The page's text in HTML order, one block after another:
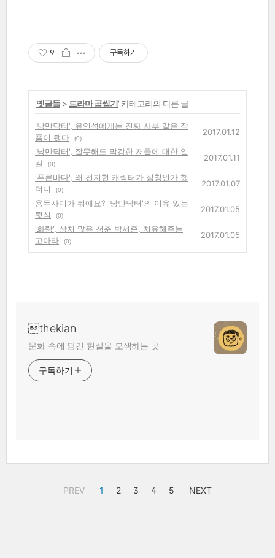
9 구독하기
'옛글들> 드라마 곱씹기' 카테고리의 다른 글
'낭만닥터', 유연석에게는 진짜 사부 같은 작
품이 됐다
(0)
2017.01.12
'낭만닥터', 잘못해도 막강한 저들에 대한 일
갈
(0)
2017.01.11
'푸른바다', 왜 전지현 캐릭터가 심청인가 했
더니
(0)
2017.01.07
용두사미가 뭐예요? '낭만닥터'의 이유 있는
뒷심
(0)
2017.01.05
'화랑', 상처 많은 청춘 박서준, 치유해주는
고아라
(0)
2017.01.05
thekian
문화 속에 담긴 현실을 모색하는 곳
구독하기
PREV 1 2 3 4 5 NEXT